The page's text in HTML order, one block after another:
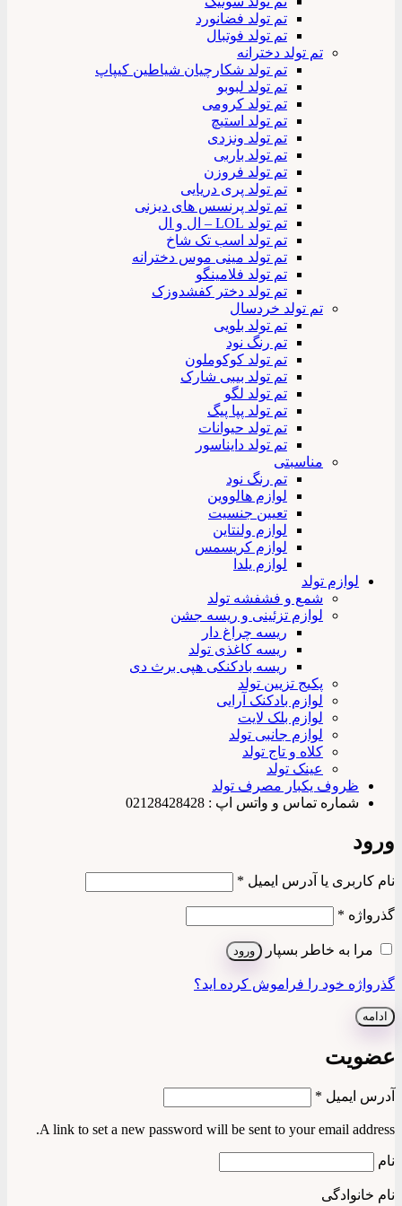
تم تولد فضانورد
تم تولد فوتبال
تم تولد دخترانه
تم تولد شکارچیان شیاطین کیپاپ
تم تولد لبوبو
تم تولد کرومی
تم تولد استیچ
تم تولد ونزدی
تم تولد باربی
تم تولد فروزن
تم تولد پری دریایی
تم تولد پرنسس های دیزنی
تم تولد اسب تک شاخ
تم تولد مینی موس دخترانه
تم تولد فلامینگو
تم تولد دختر کفشدوزک
تم تولد خردسال
تم تولد بلویی
تم رنگ نود
تم تولد کوکوملون
تم تولد بیبی شارک
تم تولد لگو
تم تولد پپا پیگ
تم تولد حیوانات
تم تولد دایناسور
مناسبتی
تم رنگ نود
لوازم هالووین
تعیین جنسیت
لوازم ولنتاین
لوازم کریسمس
لوازم یلدا
تولد
شمع و فشفشه تولد
لوازم تزئینی و ریسه جشن
ریسه چراغ دار
ریسه کاغذی تولد
ریسه بادکنکی هپی برث دی
پکیج تزیین تولد
لوازم بادکنک آرایی
لوازم بلک لایت
لوازم جانبی تولد
کلاه و تاج تولد
عینک تولد
یکبار مصرف تولد
تماس و واتس اپ : 02128428428
یا آدرس ایمیل* الزامی
الزامی
خاطر بسپار ورود
را فراموش کرده اید؟
* الزامی
A link to set a new password will be sent to your